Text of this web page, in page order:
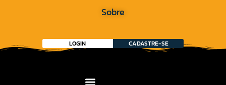
Sobre
LOGIN CADASTRE-SE